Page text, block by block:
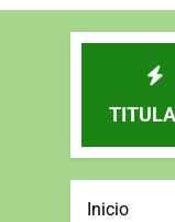
3 Años Atrás
Inicio